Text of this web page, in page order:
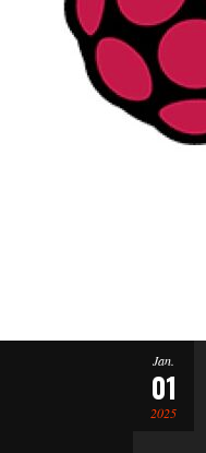
Jan.
01
2025